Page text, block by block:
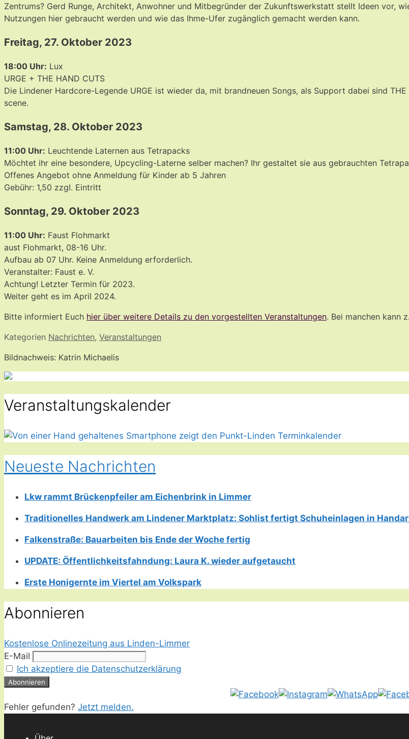
Zentrums? Gerd Runge, Architekt, Anwohner und Mitbegründer der Zukunftswerkstatt stellt Ideen vor,
Nutzungen hier gebraucht werden und wie das Ihme-Ufer zugänglich gemacht werden kann.
Freitag, 27. Oktober 2023
18:00 Uhr: Lux
URGE + THE HAND CUTS
Die Lindener Hardcore-Legende URGE ist wieder da, mit brandneuen Songs, als Support dabei sind
scene.
Samstag, 28. Oktober 2023
11:00 Uhr: Leuchtende Laternen aus Tetrapacks
Möchtet ihr eine besondere, Upcycling-Laterne selber machen? Ihr gestaltet sie aus gebrauchten
Offenes Angebot ohne Anmeldung für Kinder ab 5 Jahren
Gebühr: 1,50 zzgl. Eintritt
Sonntag, 29. Oktober 2023
11:00 Uhr: Faust Flohmarkt
aust Flohmarkt, 08-16 Uhr.
Aufbau ab 07 Uhr. Keine Anmeldung erforderlich.
Veranstalter: Faust e. V.
Achtung! Letzter Termin für 2023.
Weiter geht es im April 2024.
Bitte informiert Euch hier über weitere Details zu den vorgestellten Veranstaltungen. Bei manchen kann
Kategorien Nachrichten, Veranstaltungen
Bildnachweis: Katrin Michaelis
Veranstaltungskalender
Neueste Nachrichten
Lkw rammt Brückenpfeiler am Eichenbrink in Limmer
Traditionelles Handwerk am Lindener Marktplatz: Sohlist fertigt Schuheinlagen in
Falkenstraße: Bauarbeiten bis Ende der Woche fertig
UPDATE: Öffentlichkeitsfahndung: Laura K. wieder aufgetaucht
Erste Honigernte im Viertel am Volkspark
Abonnieren
Kostenlose Onlinezeitung aus Linden-Limmer
E-Mail
Ich akzeptiere die Datenschutzerklärung
Fehler gefunden? Jetzt melden.